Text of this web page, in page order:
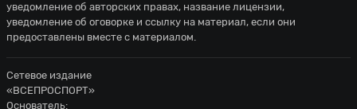
уведомление об авторских правах, название лицензии,
уведомление об оговорке и ссылку на материал, если они
предоставлены вместе с материалом.
Сетевое издание
«ВСЕПРОСПОРТ»
Основатель: